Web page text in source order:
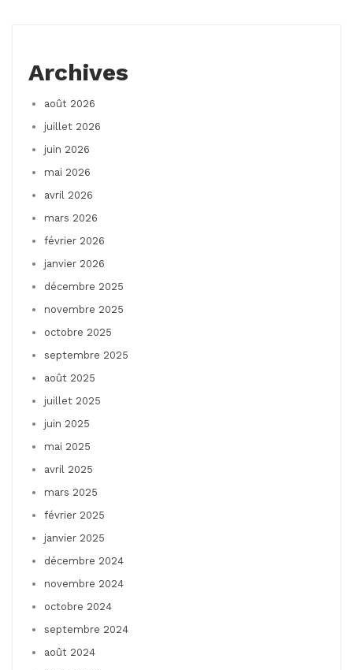
Archives
août 2026
juillet 2026
juin 2026
mai 2026
avril 2026
mars 2026
février 2026
janvier 2026
décembre 2025
novembre 2025
octobre 2025
septembre 2025
août 2025
juillet 2025
juin 2025
mai 2025
avril 2025
mars 2025
février 2025
janvier 2025
décembre 2024
novembre 2024
octobre 2024
septembre 2024
août 2024